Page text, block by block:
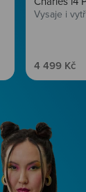
Vysaje i
Prodejní
4 499 Kč